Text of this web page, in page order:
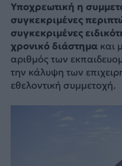
Υποχρεωτική η
συγκεκριμένες
συγκεκριμένες
χρονικό διάστημακαι
αριθμός των
την κάλυψη των
εθελοντική συμμετοχή.